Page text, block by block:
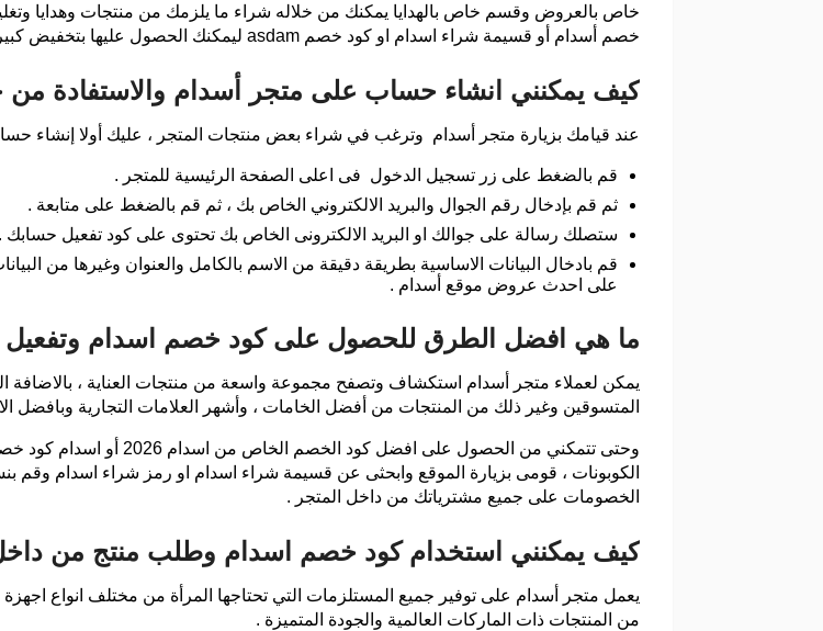
خاص بالعروض وقسم خاص بالهدايا يمكنك من خلاله شراء ما يلزمك من منتجات وهدايا
خصم أسدام أو قسيمة شراء اسدام او كود خصم asdam ليمكنك الحصول عليها بتخفيض كبير وخصم هائل.
كيف يمكنني انشاء حساب على متجر أسدام والاستفادة
عند قيامك بزيارة متجر أسدام وترغب في شراء بعض منتجات المتجر ، عليك أولا إنشاء
قم بالضغط على زر تسجيل الدخول فى اعلى الصفحة الرئيسية للمتجر .
ثم قم بإدخال رقم الجوال والبريد الالكتروني الخاص بك ، ثم قم بالضغط على متابعة .
ستصلك رسالة على جوالك او البريد الالكترونى الخاص بك تحتوى على كود تفعيل حسابك .
قم بادخال البيانات الاساسية بطريقة دقيقة من الاسم بالكامل والعنوان وغيرها من
على احدث عروض موقع أسدام .
ما هي افضل الطرق للحصول على كود خصم اسدام وتفعيل
يمكن لعملاء متجر أسدام استكشاف وتصفح مجموعة واسعة من منتجات العناية ، بالاضافة
المتسوقين وغير ذلك من المنتجات من أفضل الخامات ، وأشهر العلامات التجارية وبافضل
وحتى تتمكني من الحصول على
الكوبونات ، قومى بزيارة الموقع وابحثى عن قسيمة شراء اسدام او رمز شراء اسدام
الخصومات على جميع مشترياتك من داخل المتجر .
كيف يمكنني استخدام كود خصم اسدام وطلب منتج من
يعمل متجر أسدام على توفير جميع المستلزمات التي تحتاجها المرأة من مختلف انواع اجهزة
من المنتجات ذات الماركات العالمية والجودة المتميزة .